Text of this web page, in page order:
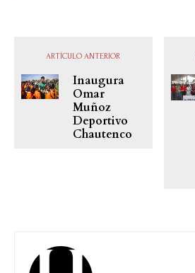
ARTÍCULO ANTERIOR
Inaugura
Omar
Muñoz
Deportivo
Chautenco